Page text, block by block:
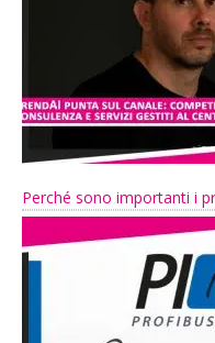
Perché sono importanti i